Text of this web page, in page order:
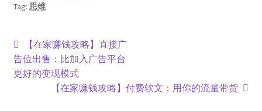
Tag: 思维
【在家赚钱攻略】直接广
告位出售：比加入广告平台
更好的变现模式
【在家赚钱攻略】付费软文：用你的流量带货